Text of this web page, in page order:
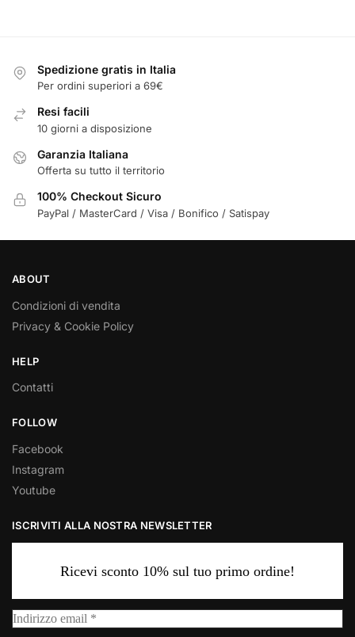
Spedizione gratis in Italia
Per ordini superiori a 69€
Resi facili
10 giorni a disposizione
Garanzia Italiana
Offerta su tutto il territorio
100% Checkout Sicuro
PayPal / MasterCard / Visa / Bonifico / Satispay
ABOUT
Condizioni di vendita
Privacy & Cookie Policy
HELP
Contatti
FOLLOW
Facebook
Instagram
Youtube
ISCRIVITI ALLA NOSTRA NEWSLETTER
Ricevi sconto 10% sul tuo primo ordine!